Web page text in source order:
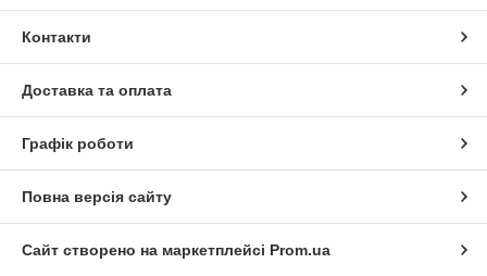
Контакти
Доставка та оплата
Графік роботи
Повна версія сайту
Сайт створено на маркетплейсі Prom.ua